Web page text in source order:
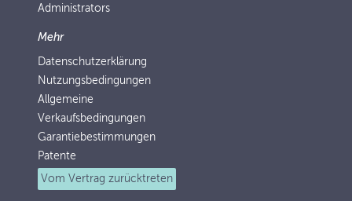
Administrators
Mehr
Datenschutzerklärung
Nutzungsbedingungen
Allgemeine
Verkaufsbedingungen
Garantiebestimmungen
Patente
Vom Vertrag zurücktreten